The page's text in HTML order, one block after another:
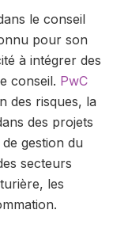
le conseil
pour son
à intégrer des
conseil. PwC
des risques, la
des projets
gestion du
secteurs
les